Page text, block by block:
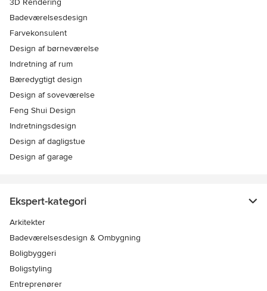
3D Rendering
Badeværelsesdesign
Farvekonsulent
Design af børneværelse
Indretning af rum
Bæredygtigt design
Design af soveværelse
Feng Shui Design
Indretningsdesign
Design af dagligstue
Design af garage
Ekspert-kategori
Arkitekter
Badeværelsesdesign & Ombygning
Boligbyggeri
Boligstyling
Entreprenører